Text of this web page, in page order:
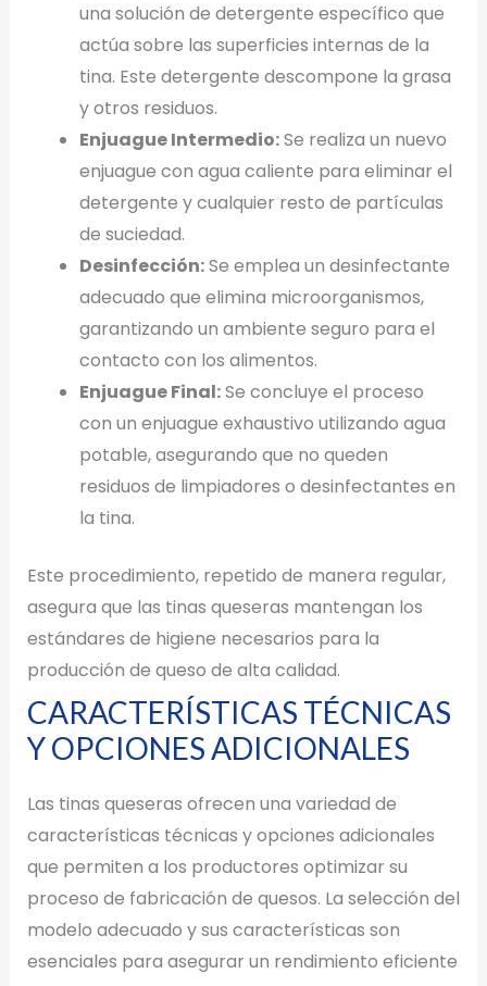
una solución de detergente específico que
actúa sobre las superficies internas de la
tina. Este detergente descompone la grasa
y otros residuos.
Enjuague Intermedio:Se realiza un nuevo
enjuague con agua caliente para eliminar el
detergente y cualquier resto de partículas
de suciedad.
Desinfección:Se emplea un desinfectante
adecuado que elimina microorganismos,
garantizando un ambiente seguro para el
contacto con los alimentos.
Enjuague Final:Se concluye el proceso
con un enjuague exhaustivo utilizando agua
potable, asegurando que no queden
residuos de limpiadores o desinfectantes en
la tina.
Este procedimiento, repetido de manera regular,
asegura que las tinas queseras mantengan los
estándares de higiene necesarios para la
producción de queso de alta calidad.
CARACTERÍSTICAS TÉCNICAS
Y OPCIONES ADICIONALES
Las tinas queseras ofrecen una variedad de
características técnicas y opciones adicionales
que permiten a los productores optimizar su
proceso de fabricación de quesos. La selección del
modelo adecuado y sus características son
esenciales para asegurar un rendimiento eficiente